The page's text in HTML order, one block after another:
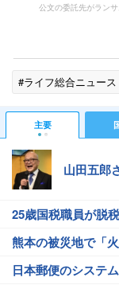
公文の委託先がラン
#ライフ総合ニュース
主要
山田五郎
25歳国税職員が脱
熊本の被災地で「
日本郵便のシステ